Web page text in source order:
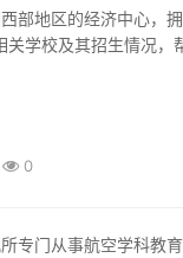
关学校及其招生情况，
0